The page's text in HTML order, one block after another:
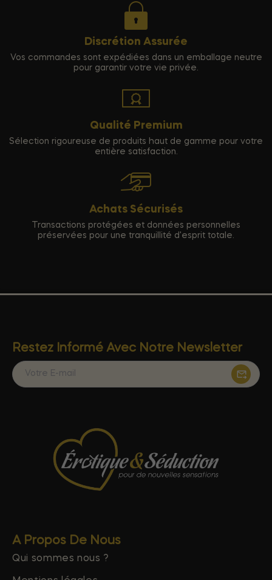
Discrétion Assurée
Vos commandes sont expédiées dans un emballage neutre
pour garantir votre vie privée.
Qualité Premium
Sélection rigoureuse de produits haut de gamme pour votre
entière satisfaction.
Achats Sécurisés
Transactions protégées et données personnelles
préservées pour une tranquillité d'esprit totale.
Restez Informé Avec Notre Newsletter
A Propos De Nous
Qui sommes nous ?